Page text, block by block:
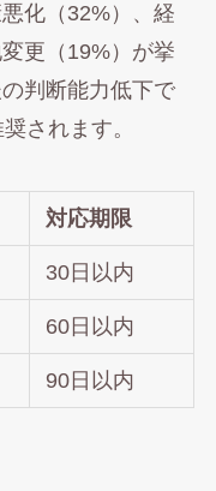
化（32%）、経
更（19%）が挙
判断能力低下で
されます。
対応期限
30日以内
60日以内
90日以内